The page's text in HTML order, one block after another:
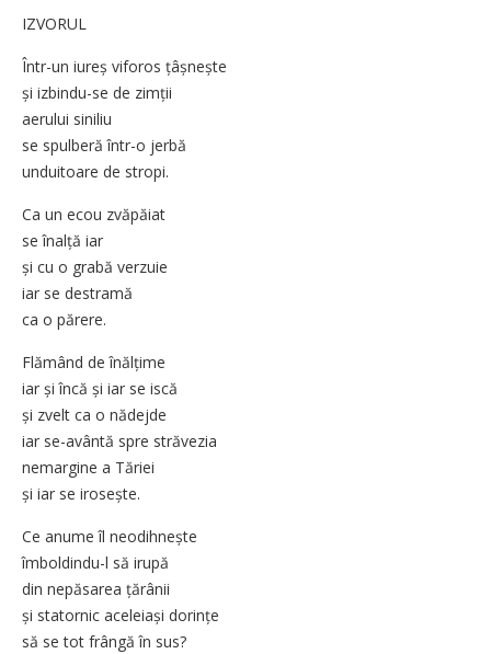
IZVORUL
Într-un iureș viforos țâșnește
și izbindu-se de zimții
aerului siniliu
se spulberă într-o jerbă
unduitoare de stropi.
Ca un ecou zvăpăiat
se înalță iar
și cu o grabă verzuie
iar se destramă
ca o părere.
Flămând de înălțime
iar și încă și iar se iscă
și zvelt ca o nădejde
iar se-avântă spre străvezia
nemargine a Tăriei
și iar se irosește.
Ce anume îl neodihnește
îmboldindu-l să irupă
din nepăsarea țărânii
și statornic aceleiași dorințe
să se tot frângă în sus?